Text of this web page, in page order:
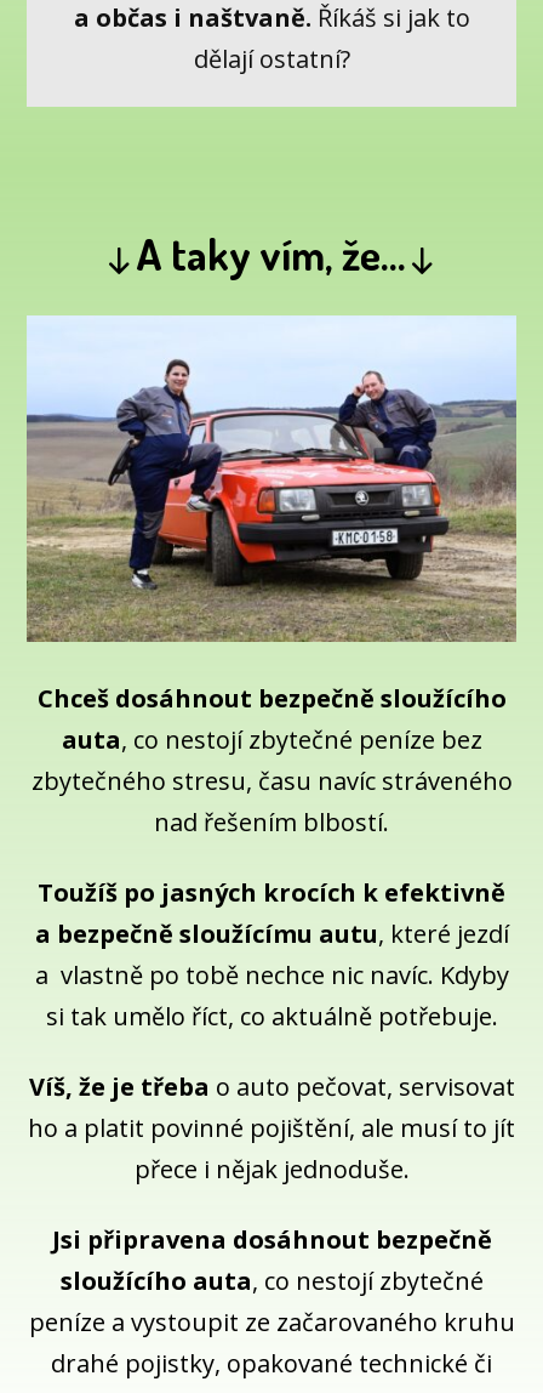
a občas i naštvaně. Říkáš si jak to
dělají ostatní?
↓A taky vím, že...↓
Chceš dosáhnout bezpečně sloužícího
auta, co nestojí zbytečné peníze bez
zbytečného stresu, času navíc stráveného
nad řešením blbostí.
Toužíš po jasných krocích k efektivně
a bezpečně sloužícímu autu, které jezdí
a vlastně po tobě nechce nic navíc. Kdyby
si tak umělo říct, co aktuálně potřebuje.
Víš, že je třeba o auto pečovat, servisovat
ho a platit povinné pojištění, ale musí to jít
přece i nějak jednoduše.
Jsi připravena dosáhnout bezpečně
sloužícího auta, co nestojí zbytečné
peníze a vystoupit ze začarovaného kruhu
drahé pojistky, opakované technické či